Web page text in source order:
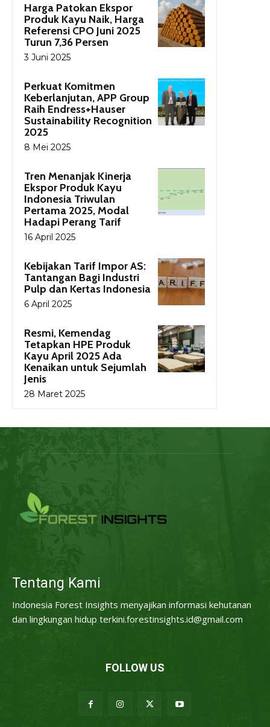
Harga Patokan Ekspor
Produk Kayu Naik, Harga
Referensi CPO Juni 2025
Turun 7,36 Persen
3 Juni 2025
Perkuat Komitmen
Keberlanjutan, APP Group
Raih Endress+Hauser
Sustainability Recognition
2025
8 Mei 2025
Tren Menanjak Kinerja
Ekspor Produk Kayu
Indonesia Triwulan
Pertama 2025, Modal
Hadapi Perang Tarif
16 April 2025
Kebijakan Tarif Impor AS:
Tantangan Bagi Industri
Pulp dan Kertas Indonesia
6 April 2025
Resmi, Kemendag
Tetapkan HPE Produk
Kayu April 2025 Ada
Kenaikan untuk Sejumlah
Jenis
28 Maret 2025
Tentang Kami
Indonesia Forest Insights menyajikan informasi kehutanan
dan lingkungan hidup terkini.forestinsights.id@gmail.com
FOLLOW US